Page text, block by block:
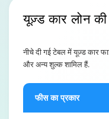
यूज़्ड कार लोन की
नीचे दी गई टेबल में यूज़्ड कार
और अन्य शुल्क शामिल हैं.
फीस का प्रकार